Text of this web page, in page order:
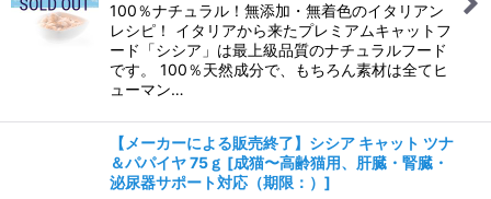
100％ナチュラル！無添加・無着色のイタリアン
レシピ！ イタリアから来たプレミアムキャットフ
ード「シシア」は最上級品質のナチュラルフード
です。 100％天然成分で、もちろん素材は全てヒ
ューマン…
【メーカーによる販売終了】シシア キャット ツナ
＆パパイヤ 75ｇ [成猫〜高齢猫用、肝臓・腎臓・
泌尿器サポート対応（期限：） ]